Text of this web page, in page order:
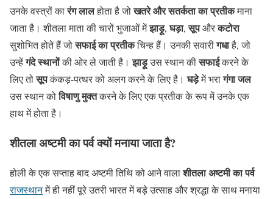
उनके वस्त्रों कारंग लालहोता है जोखतरे और सतर्कता का प्रतीकमाना
जाता है। शीतला माता की चारों भुजाओं मेंझाड़ू,घड़ा,सूपऔरकटोरा
सुशोभित होते हैं जोसफाई का प्रतीकचिन्ह हैं। उनकी सवारीगधाहै, जो
उन्हेंगंदे स्थानोंकी ओर ले जाती है।झाड़ूउस स्थान कीसफाईकरने के
लिए तोसूपकंकड़-पत्थर को अलग करने के लिए है।घड़ेमें भरागंगा जल
उस स्थान कोविषाणु मुक्तकरने के लिए एक प्रतीक के रूप में उनके एक
हाथ में होता है।
शीतला अष्टमी का पर्व क्यों मनाया जाता है?
होली के एक सप्ताह बाद अष्टमी तिथि को आने वालाशीतला अष्टमी का पर्व
राजस्थानमें ही नहीं पूरे उतरी भारत में बड़े उत्साह और श्रद्धा के साथ मनाया